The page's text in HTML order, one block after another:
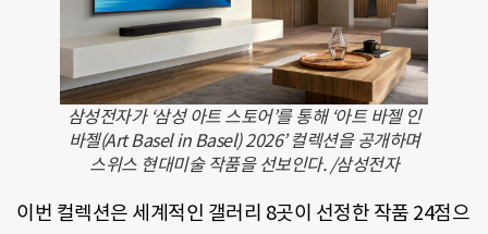
삼성전자가 ‘삼성 아트 스토어’를 통해 ‘아트 바젤 인
바젤(Art Basel in Basel) 2026’ 컬렉션을 공개하며
스위스 현대미술 작품을 선보인다. /삼성전자
이번 컬렉션은 세계적인 갤러리 8곳이 선정한 작품 24점으